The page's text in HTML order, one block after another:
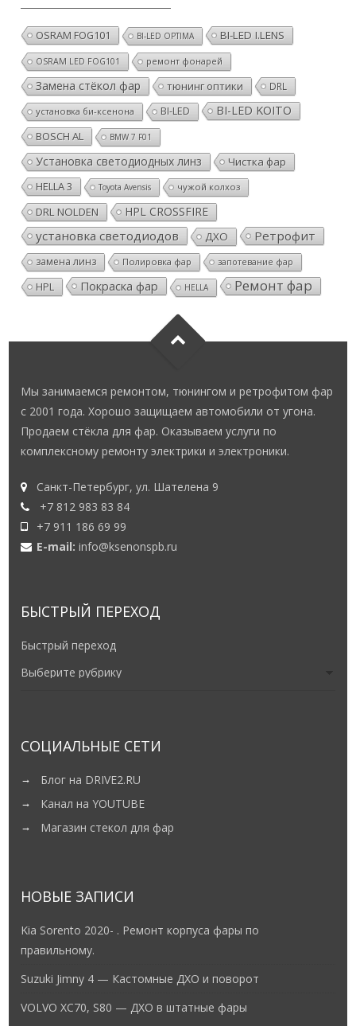
OSRAM FOG101 BI-LED OPTIMA BI-LED I.LENS
OSRAM LED FOG101 ремонт фонарей
Замена стёкол фар тюнинг оптики DRL
установка би-ксенона BI-LED BI-LED KOITO
BOSCH AL BMW 7 F01
Установка светодиодных линз
Чистка фар
HELLA 3
Toyota Avensis чужой колхоз
DRL NOLDEN HPL CROSSFIRE
установка светодиодов ДХО Ретрофит
замена линз Полировка фар запотевание фар
HPL Покраска фар HELLA Ремонт фар
Мы занимаемся ремонтом, тюнингом и ретрофитом фар
с 2001 года. Хорошо защищаем автомобили от угона.
Продаем стёкла для фар. Оказываем услуги по
комплексному ремонту электрики и электроники.
Санкт-Петербург, ул. Шателена 9
+7 812 983 83 84
+7 911 186 69 99
E-mail:info@ksenonspb.ru
БЫСТРЫЙ ПЕРЕХОД
Быстрый переход
СОЦИАЛЬНЫЕ СЕТИ
Блог на DRIVE2.RU
Канал на YOUTUBE
Магазин стекол для фар
НОВЫЕ ЗАПИСИ
Kia Sorento 2020- . Ремонт корпуса фары по
правильному.
Suzuki Jimny 4 — Кастомные ДХО и поворот
VOLVO XC70, S80 — ДХО в штатные фары